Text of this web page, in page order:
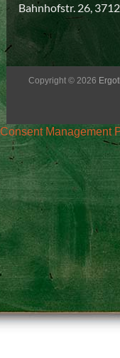
Bahnhofstr. 26,
Copyright © 2026
Consent Management